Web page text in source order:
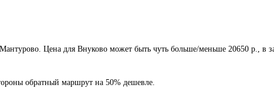
Цена для Внуково может быть чуть больше/меньше 20650 р., в
обратный маршрут на 50% дешевле.